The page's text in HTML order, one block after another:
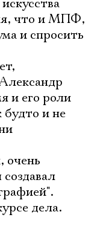
что и МПФ,
и спросить
и его роли
и не
очень
дела.